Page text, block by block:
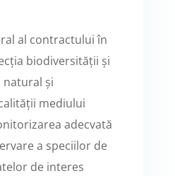
al contractului în
biodiversității și
și
mediului
adecvată
a speciilor de
de interes